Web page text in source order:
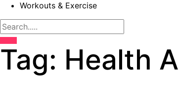
Workouts & Exercise
Tag: Health